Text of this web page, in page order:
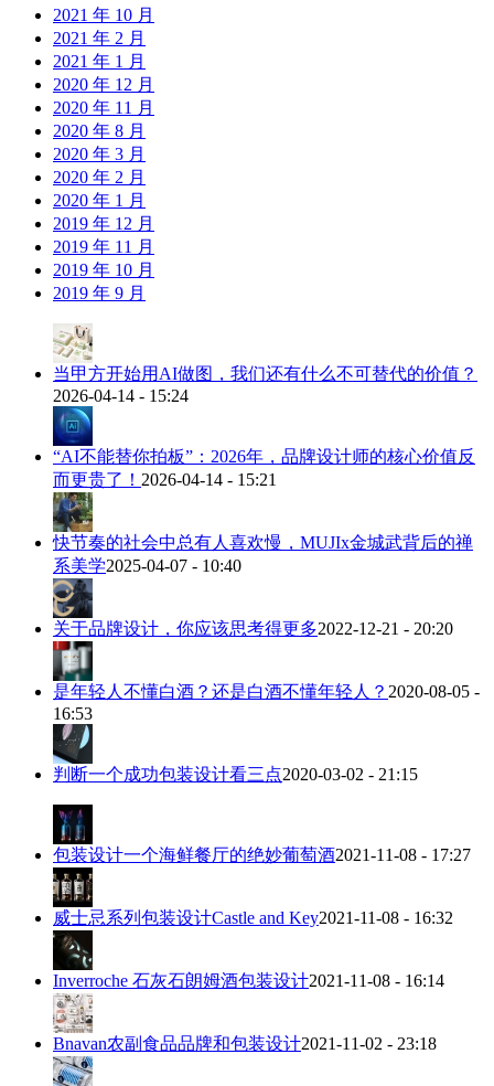
2021 年 10 月
2021 年 2 月
2021 年 1 月
2020 年 12 月
2020 年 11 月
2020 年 8 月
2020 年 3 月
2020 年 2 月
2020 年 1 月
2019 年 12 月
2019 年 11 月
2019 年 10 月
2019 年 9 月
当甲方开始用AI做图，我们还有什么不可替代的价值？
2026-04-14 - 15:24
“AI不能替你拍板”：2026年，品牌设计师的核心价值反
而更贵了！ 2026-04-14 - 15:21
快节奏的社会中总有人喜欢慢，MUJIx金城武背后的禅
系美学2025-04-07 - 10:40
关于品牌设计，你应该思考得更多2022-12-21 - 20:20
是年轻人不懂白酒？还是白酒不懂年轻人？ 2020-08-05 -
16:53
判断一个成功包装设计看三点2020-03-02 - 21:15
包装设计一个海鲜餐厅的绝妙葡萄酒2021-11-08 - 17:27
威士忌系列包装设计Castle and Key2021-11-08 - 16:32
Inverroche 石灰石朗姆酒包装设计2021-11-08 - 16:14
Bnavan农副食品品牌和包装设计2021-11-02 - 23:18